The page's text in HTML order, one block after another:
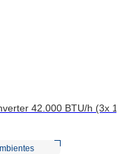
42.000 BTU/h (3x